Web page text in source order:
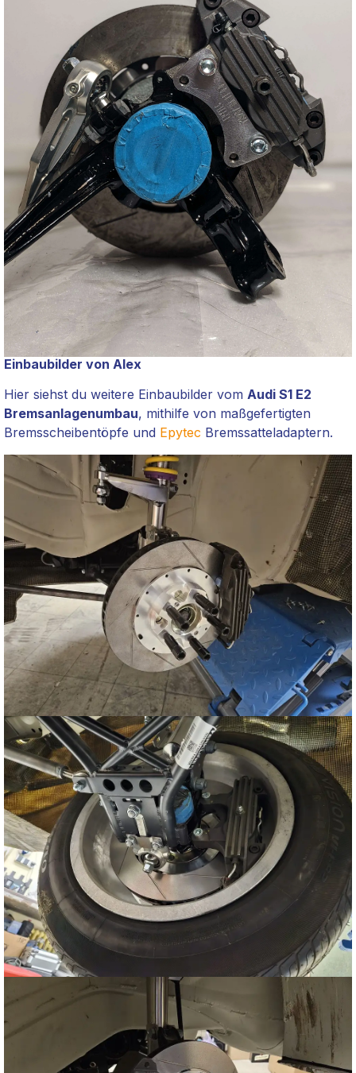
Einbaubilder von Alex
Hier siehst du weitere Einbaubilder vom Audi S1 E2
Bremsanlagenumbau, mithilfe von maßgefertigten
Bremsscheibentöpfe und Epytec Bremssatteladaptern.